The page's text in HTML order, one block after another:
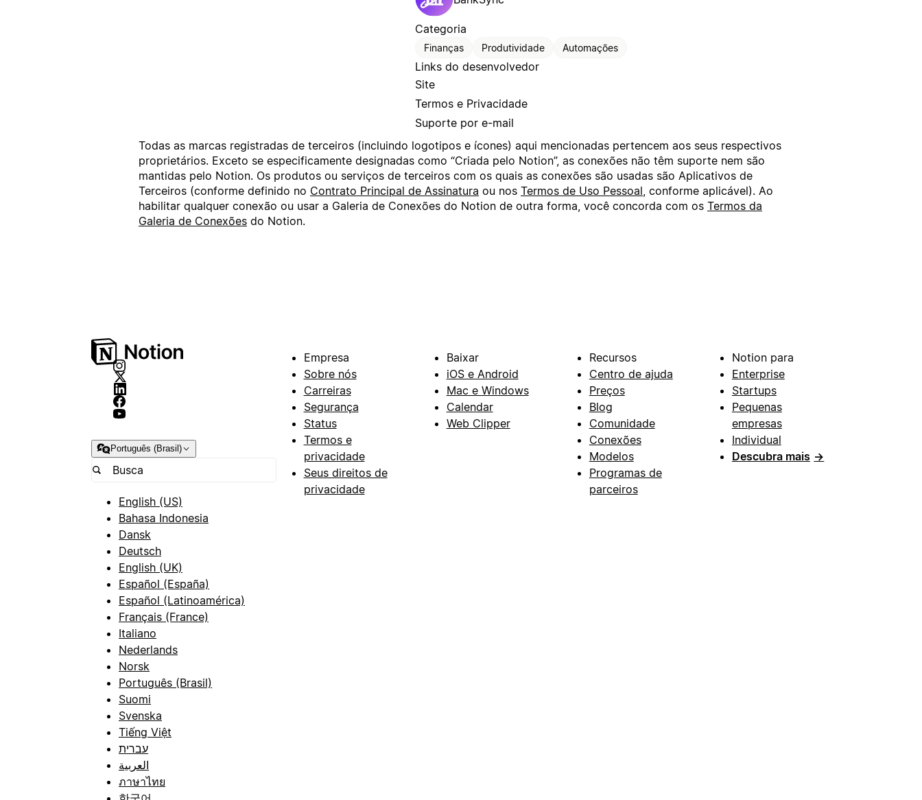
Categoria
Finanças Produtividade Automações
Links do desenvolvedor
Site
Termos e Privacidade
Suporte por e-mail
Todas as marcas registradas de terceiros (incluindo logotipos e ícones) aqui mencionadas pertencem aos seus respectivos
proprietários. Exceto se especificamente designadas como “Criada pelo Notion”, as conexões não têm suporte nem são
mantidas pelo Notion. Os produtos ou serviços de terceiros com os quais as conexões são usadas são Aplicativos de
Terceiros (conforme definido no Contrato Principal de Assinatura ou nos Termos de Uso Pessoal , conforme aplicável). Ao
habilitar qualquer conexão ou usar a Galeria de Conexões do Notion de outra forma, você concorda com os Termos da
Galeria de Conexões do Notion.
Português (Brasil)
English (US)
Bahasa Indonesia
Dansk
Deutsch
English (UK)
Español (España)
Español (Latinoamérica)
Français (France)
Italiano
Nederlands
Norsk
Português (Brasil)
Suomi
Svenska
Tiếng Việt
עברית
العربية
ภาษาไทย
Empresa
Sobre nós
Carreiras
Segurança
Status
Termos e
privacidade
Seus direitos de
privacidade
Baixar
iOS e Android
Mac e Windows
Calendar
Web Clipper
Recursos
Centro de ajuda
Preços
Blog
Comunidade
Conexões
Modelos
Programas de
parceiros
Notion para
Enterprise
Startups
Pequenas
empresas
Individual
Descubra mais →